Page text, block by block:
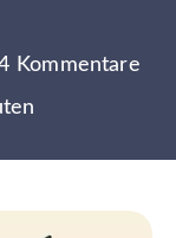
Kommentare